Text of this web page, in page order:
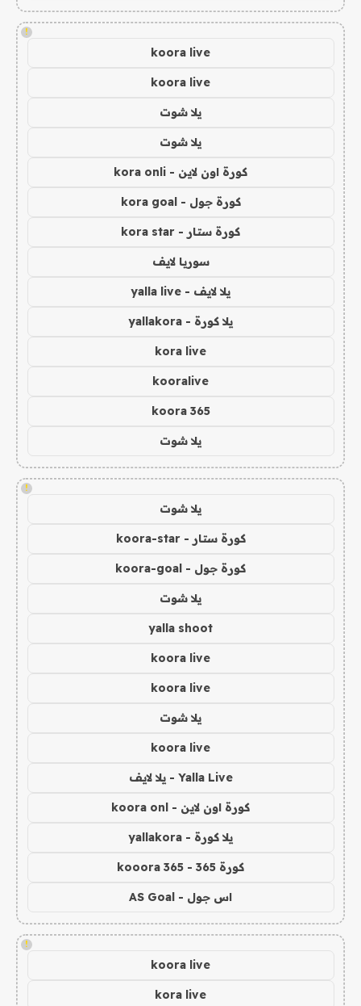
!
koora live
koora live
يلا شوت
يلا شوت
كورة اون لاين - kora onli
كورة جول - kora goal
كورة ستار - kora star
سوريا لايف
يلا لايف - yalla live
يلا كورة - yallakora
kora live
kooralive
koora 365
يلا شوت
!
يلا شوت
كورة ستار - koora-star
كورة جول - koora-goal
يلا شوت
yalla shoot
koora live
koora live
يلا شوت
koora live
Yalla Live - يلا لايف
كورة اون لاين - koora onl
يلا كورة - yallakora
كورة 365 - kooora 365
اس جول - AS Goal
!
koora live
kora live